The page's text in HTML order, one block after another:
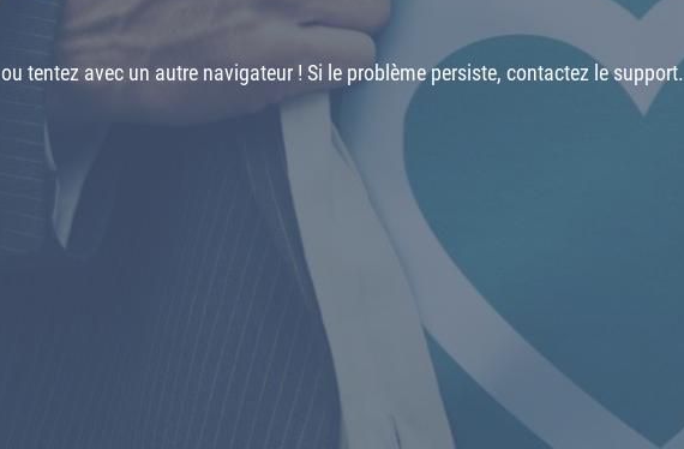
ou tentez avec un autre navigateur ! Si le problème persiste, contactez le support.